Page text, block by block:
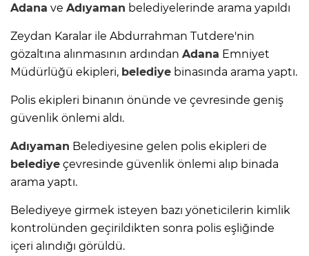
Adana ve Adıyaman belediyelerinde arama yapıldı
Zeydan Karalar ile Abdurrahman Tutdere'nin
gözaltına alınmasının ardından Adana Emniyet
Müdürlüğü ekipleri, belediye binasında arama yaptı.
Polis ekipleri binanın önünde ve çevresinde geniş
güvenlik önlemi aldı.
Adıyaman Belediyesine gelen polis ekipleri de
belediye çevresinde güvenlik önlemi alıp binada
arama yaptı.
Belediyeye girmek isteyen bazı yöneticilerin kimlik
kontrolünden geçirildikten sonra polis eşliğinde
içeri alındığı görüldü.